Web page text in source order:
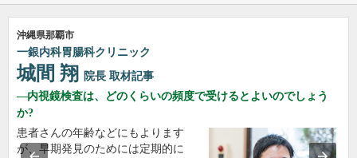
沖縄県那覇市
一銀内科胃腸科クリニック
城間 翔 院長 取材記事
内視鏡検査は、どのくらいの頻度で受けるとよいのでしょう
か?
患者さんの年齢などにもよります
が、早期発見のためには定期的に